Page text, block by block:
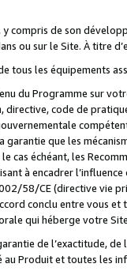
compris de son
ou sur le Site. À titre
tous les équipements
du Programme sur
code de
que les
cas échéant, les
à encadrer
58/CE (directive vie
conclu entre vous
qui héberge votre
de l’exactitude,
Produit et toutes les